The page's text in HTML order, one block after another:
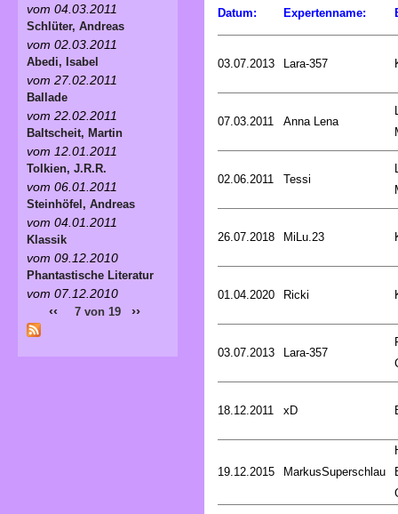
Datum: Expertenname:
03.07.2013 Lara-357
07.03.2011 Anna Lena
02.06.2011 Tessi
26.07.2018 MiLu.23
01.04.2020 Ricki
03.07.2013 Lara-357
18.12.2011 xD
19.12.2015 MarkusSuperschlau
vom 04.03.2011
Schlüter, Andreas
vom 02.03.2011
Abedi, Isabel
vom 27.02.2011
Ballade
vom 22.02.2011
Baltscheit, Martin
vom 12.01.2011
Tolkien, J.R.R.
vom 06.01.2011
Steinhöfel, Andreas
vom 04.01.2011
Klassik
vom 09.12.2010
Phantastische Literatur
vom 07.12.2010
‹‹ 7 von 19 ››